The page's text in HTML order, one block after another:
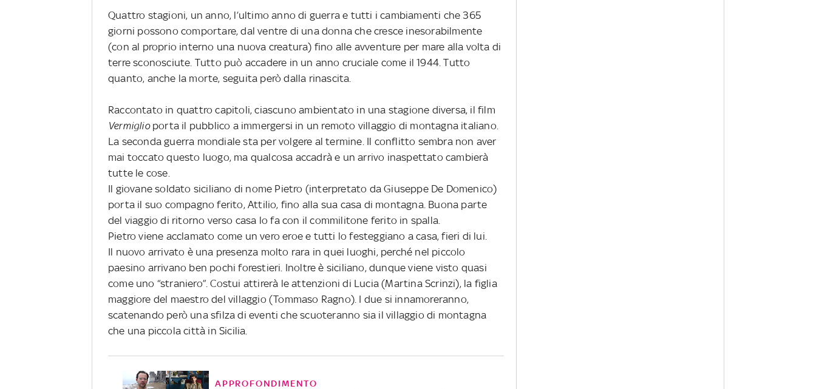
Quattro stagioni, un anno, l’ultimo anno di guerra e tutti i cambiamenti che 365
giorni possono comportare, dal ventre di una donna che cresce inesorabilmente
(con al proprio interno una nuova creatura) fino alle avventure per mare alla volta di
terre sconosciute. Tutto può accadere in un anno cruciale come il 1944. Tutto
quanto, anche la morte, seguita però dalla rinascita.
Raccontato in quattro capitoli, ciascuno ambientato in una stagione diversa, il film
Vermiglioporta il pubblico a immergersi in un remoto villaggio di montagna italiano.
La seconda guerra mondiale sta per volgere al termine. Il conflitto sembra non aver
mai toccato questo luogo, ma qualcosa accadrà e un arrivo inaspettato cambierà
tutte le cose.
Il giovane soldato siciliano di nome Pietro (interpretato da Giuseppe De Domenico)
porta il suo compagno ferito, Attilio, fino alla sua casa di montagna. Buona parte
del viaggio di ritorno verso casa lo fa con il commilitone ferito in spalla.
Pietro viene acclamato come un vero eroe e tutti lo festeggiano a casa, fieri di lui.
Il nuovo arrivato è una presenza molto rara in quei luoghi, perché nel piccolo
paesino arrivano ben pochi forestieri. Inoltre è siciliano, dunque viene visto quasi
come uno “straniero”. Costui attirerà le attenzioni di Lucia (Martina Scrinzi), la figlia
maggiore del maestro del villaggio (Tommaso Ragno). I due si innamoreranno,
scatenando però una sfilza di eventi che scuoteranno sia il villaggio di montagna
che una piccola città in Sicilia.
APPROFONDIMENTO